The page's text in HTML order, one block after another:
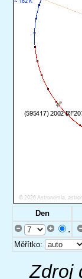
Den
.
Měřítko:
Zdroj